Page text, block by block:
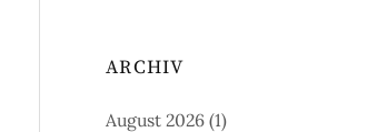
ARCHIV
August 2026 (1)